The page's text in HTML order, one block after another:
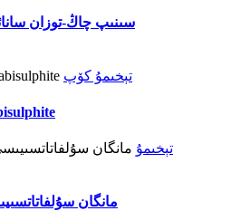
سىنىپ چاڭ-توزان
تېخىمۇ كۆپ
تېخىمۇ
مانگان